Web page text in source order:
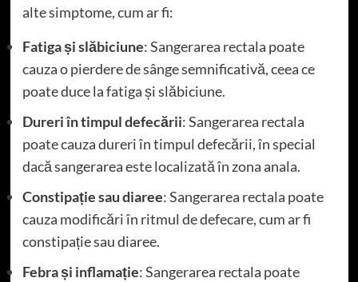
alte simptome, cum ar fi:
Fatiga și slăbiciune: Sangerarea rectala poate
cauza o pierdere de sânge semnificativă, ceea ce
poate duce la fatiga și slăbiciune.
Dureri în timpul defecării: Sangerarea rectala
poate cauza dureri în timpul defecării, în special
dacă sangerarea este localizată în zona anala.
Constipație sau diaree: Sangerarea rectala poate
cauza modificări în ritmul de defecare, cum ar fi
constipație sau diaree.
Febra și inflamație: Sangerarea rectala poate